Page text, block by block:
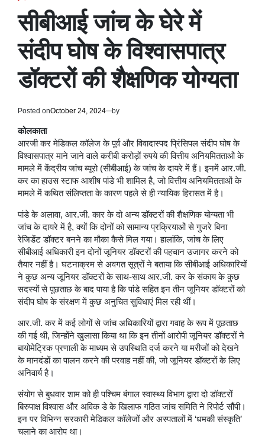
सीबीआई जांच के घेरे में
संदीप घोष के विश्वासपात्र
डॉक्टरों की शैक्षणिक योग्यता
Posted onOctober 24, 2024 by
कोलकाता
आरजी कर मेडिकल कॉलेज के पूर्व और विवादास्पद प्रिंसिपल संदीप घोष के
विश्वासपात्र माने जाने वाले करीबी करोड़ों रुपये की वित्तीय अनियमितताओं के
मामले में केंद्रीय जांच ब्यूरो (सीबीआई) के जांच के दायरे में हैं। इनमें आर.जी.
कर का हाउस स्टाफ आशीष पांडे भी शामिल है, जो वित्तीय अनियमितताओं के
मामले में कथित संलिप्तता के कारण पहले से ही न्यायिक हिरासत में है।
पांडे के अलावा, आर.जी. कार के दो अन्य डॉक्टरों की शैक्षणिक योग्यता भी
जांच के दायरे में है, क्यों कि दोनों को सामान्य प्रक्रियाओं से गुजरे बिना
रेजिडेंट डॉक्टर बनने का मौका कैसे मिल गया। हालांकि, जांच के लिए
सीबीआई अधिकारी इन दोनों जूनियर डॉक्टरों की पहचान उजागर करने को
तैयार नहीं है। घटनाक्रम से अवगत सूत्रों ने बताया कि सीबीआई अधिकारियों
ने कुछ अन्य जूनियर डॉक्टरों के साथ-साथ आर.जी. कर के संकाय के कुछ
सदस्यों से पूछताछ के बाद पाया है कि पांडे सहित इन तीन जूनियर डॉक्टरों को
संदीप घोष के संरक्षण में कुछ अनुचित सुविधाएं मिल रही थीं।
आर.जी. कर में कई लोगों से जांच अधिकारियों द्वारा गवाह के रूप में पूछताछ
की गई थी, जिन्होंने खुलासा किया था कि इन तीनों आरोपी जूनियर डॉक्टरों ने
बायोमेट्रिक प्रणाली के माध्यम से उपस्थिति दर्ज करने या मरीजों को देखने
के मानदंडों का पालन करने की परवाह नहीं की, जो जूनियर डॉक्टरों के लिए
अनिवार्य है।
संयोग से बुधवार शाम को ही पश्चिम बंगाल स्वास्थ्य विभाग द्वारा दो डॉक्टरों
बिरुपाक्ष विश्वास और अविक डे के खिलाफ गठित जांच समिति ने रिपोर्ट सौंपी।
इन पर विभिन्न सरकारी मेडिकल कॉलेजों और अस्पतालों में ‘धमकी संस्कृति’
चलाने का आरोप था।